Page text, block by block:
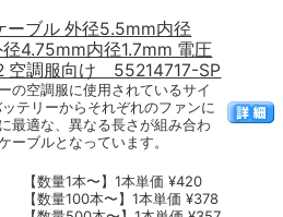
ーブル 外径5.5mm内径
4.75mm内径1.7mm 電圧
空調服向け 55214717-SP
の空調服に使用されているサイ
テリーからそれぞれのファンに
最適な、異なる長さが組み合わ
ーブルとなっています。
【数量1本〜】1本単価 ¥420
【数量100本〜】1本単価 ¥378